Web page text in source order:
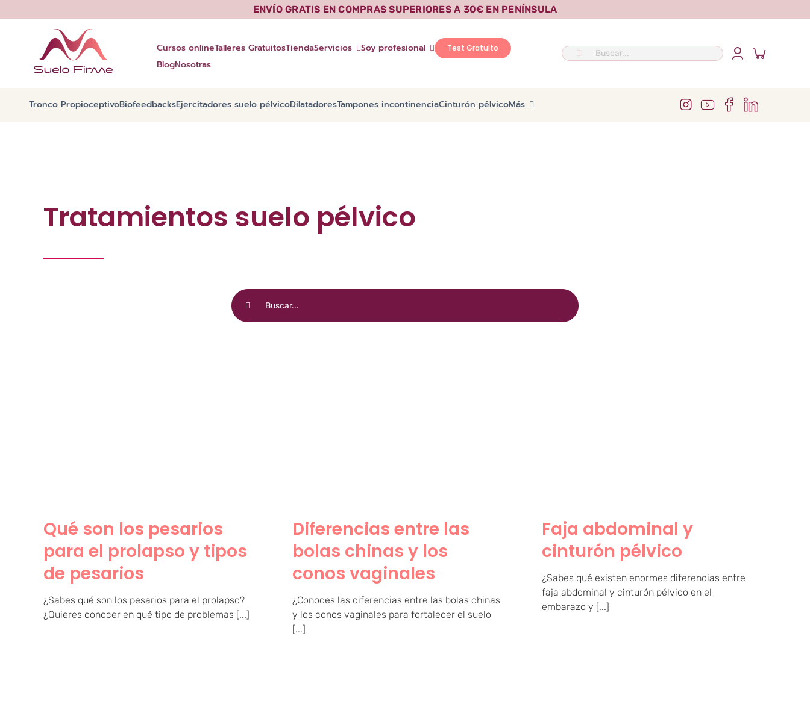
al
ENVÍO GRATIS EN COMPRAS SUPERIORES A 30€ EN PENÍNSULA
Cursos onlineTalleres GratuitosTiendaServicios Soy profesional Test Gratuito
BlogNosotras
Buscar:
Tronco PropioceptivoBiofeedbacksEjercitadores suelo pélvicoDilatadoresTampones incontinenciaCinturón pélvicoMás
Tratamientos suelo pélvico
Buscar:
Qué son los pesarios
para el prolapso y tipos
de pesarios
¿Sabes qué son los pesarios para el prolapso?
¿Quieres conocer en qué tipo de problemas [...]
Diferencias entre las
bolas chinas y los
conos vaginales
¿Conoces las diferencias entre las bolas chinas
y los conos vaginales para fortalecer el suelo
[...]
Faja abdominal y
cinturón pélvico
¿Sabes qué existen enormes diferencias entre
faja abdominal y cinturón pélvico en el
embarazo y [...]